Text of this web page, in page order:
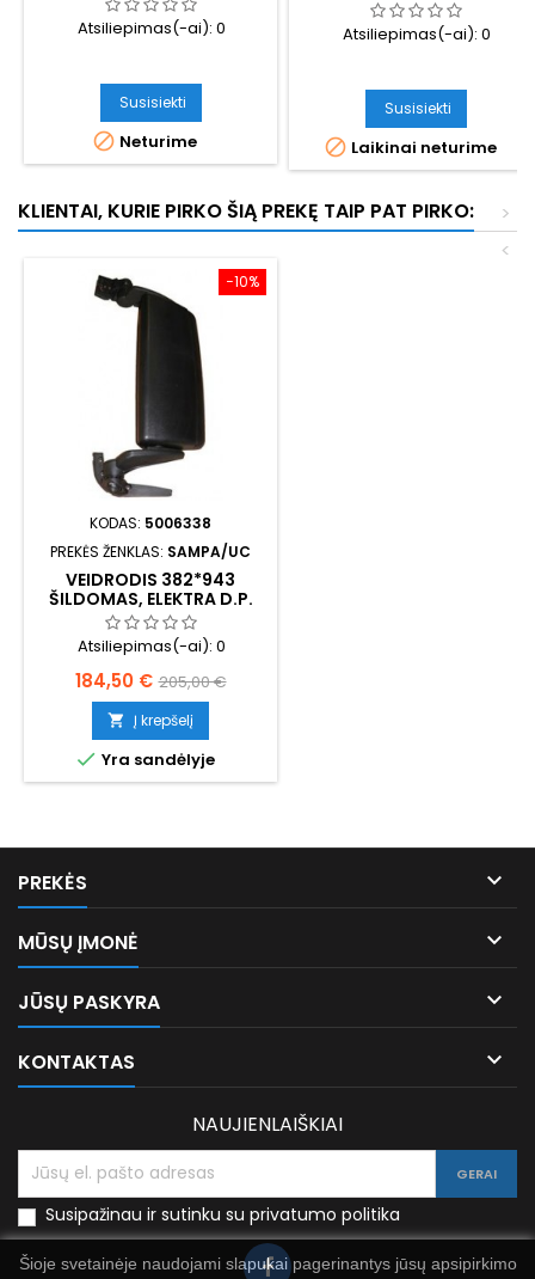
Atsiliepimas(-ai): 0
Susisiekti
 Neturime
Atsiliepimas(-ai): 0
Susisiekti
 Laikinai neturime
KLIENTAI, KURIE PIRKO ŠIĄ PREKĘ TAIP PAT PIRKO:
>
<
−10%
KODAS: 5006338
PREKĖS ŽENKLAS: SAMPA/UC
VEIDRODIS 382*943
ŠILDOMAS, ELEKTRA D.P.
(PLATI KABINA)
Atsiliepimas(-ai): 0
Kaina
184,50 € Bazinė
kaina
205,00 €
 Į krepšelį
 Yra sandėlyje
PREKĖS 
MŪSŲ ĮMONĖ 
JŪSŲ PASKYRA 
KONTAKTAS 
Šioje svetainėje naudojami slapukai pagerinantys jūsų apsipirkimo
NAUJIENLAIŠKIAI
Susipažinau ir sutinku su privatumo politika